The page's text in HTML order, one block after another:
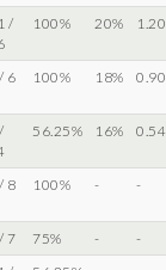
/
100% 20%
6 100% 18%
56.25% 16%
8 100% - -
7 75% -
-